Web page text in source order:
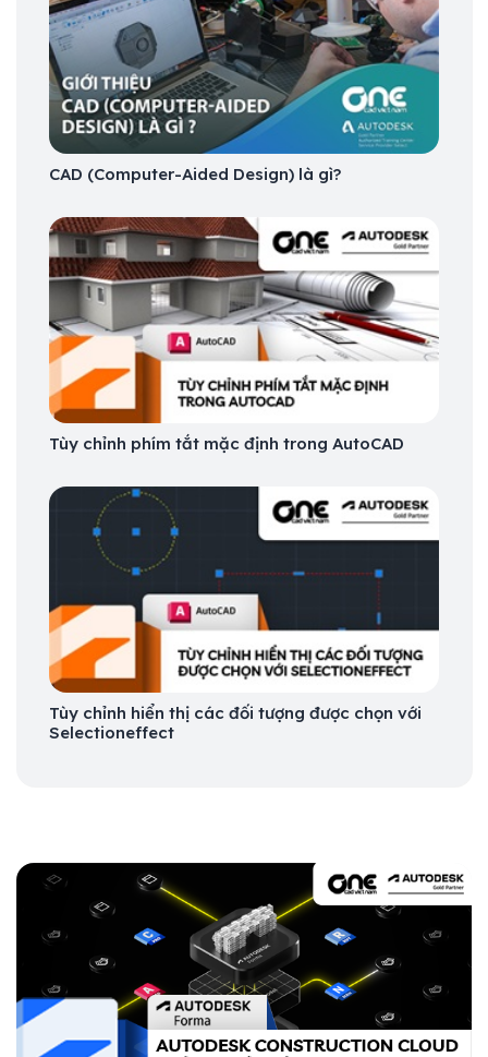
CAD (Computer-Aided Design) là gì?
Tùy chỉnh phím tắt mặc định trong AutoCAD
Tùy chỉnh hiển thị các đối tượng được chọn với
Selectioneffect